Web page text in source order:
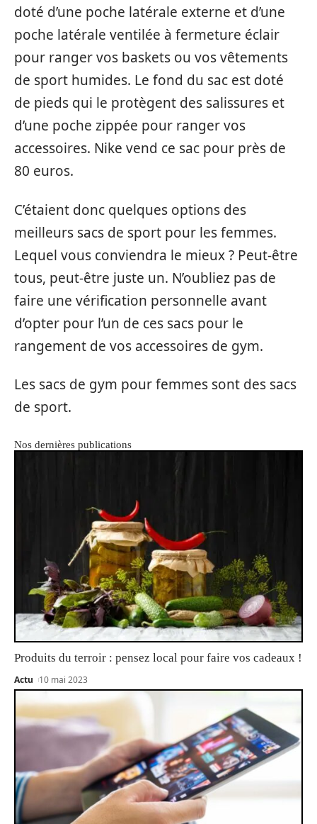
doté d’une poche latérale externe et d’une
poche latérale ventilée à fermeture éclair
pour ranger vos baskets ou vos vêtements
de sport humides. Le fond du sac est doté
de pieds qui le protègent des salissures et
d’une poche zippée pour ranger vos
accessoires. Nike vend ce sac pour près de
80 euros.
C’étaient donc quelques options des
meilleurs sacs de sport pour les femmes.
Lequel vous conviendra le mieux ? Peut-être
tous, peut-être juste un. N’oubliez pas de
faire une vérification personnelle avant
d’opter pour l’un de ces sacs pour le
rangement de vos accessoires de gym.
Les sacs de gym pour femmes sont des sacs
de sport.
Nos dernières publications
Produits du terroir : pensez local pour faire vos cadeaux !
Actu 10 mai 2023